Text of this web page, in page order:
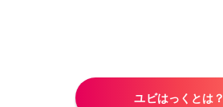
ユビはっくとは？